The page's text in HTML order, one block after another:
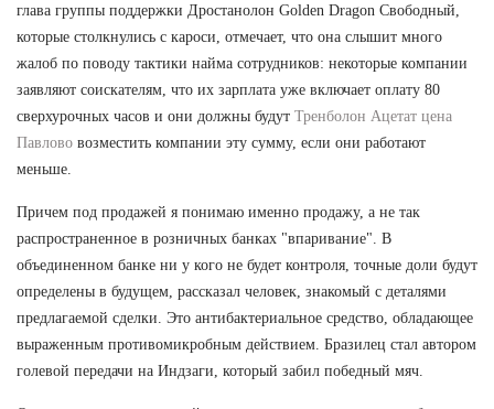
глава группы поддержки Дростанолон Golden Dragon Свободный,
которые столкнулись с кароси, отмечает, что она слышит много
жалоб по поводу тактики найма сотрудников: некоторые компании
заявляют соискателям, что их зарплата уже включает оплату 80
сверхурочных часов и они должны будут Тренболон Ацетат цена
Павлово возместить компании эту сумму, если они работают
меньше.
Причем под продажей я понимаю именно продажу, а не так
распространенное в розничных банках "впаривание". В
объединенном банке ни у кого не будет контроля, точные доли будут
определены в будущем, рассказал человек, знакомый с деталями
предлагаемой сделки. Это антибактериальное средство, обладающее
выраженным противомикробным действием. Бразилец стал автором
голевой передачи на Индзаги, который забил победный мяч.